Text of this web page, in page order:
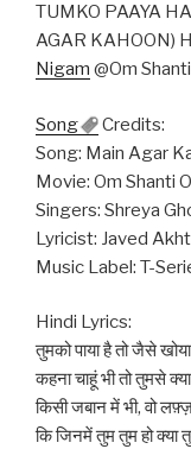
TUMKO PAAYA
AGAR KAHOON)
Nigam @Om
Song
Credits:
Song: Main Agar
Movie: Om Shanti
Singers: Shreya
Lyricist: Javed
Music Label: T-
Hindi Lyrics:
तुमको पाया है तो जैसे
कहना चाहूं भी तो तुमसे
किसी जबान में भी, वो
कि जिनमें तुम तुम हो क्या